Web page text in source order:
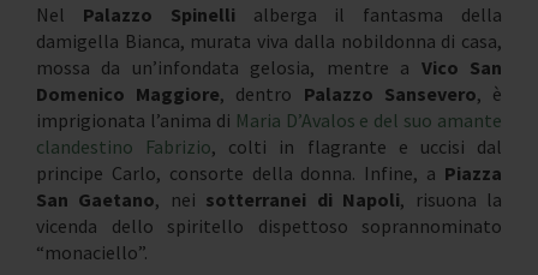
Nel Palazzo Spinelli alberga il fantasma della
damigella Bianca, murata viva dalla nobildonna di casa,
mossa da un’infondata gelosia, mentre a Vico San
Domenico Maggiore, dentro Palazzo Sansevero, è
imprigionata l’anima di Maria D’Avalos e del suo amante
clandestino Fabrizio, colti in flagrante e uccisi dal
principe Carlo, consorte della donna. Infine, a Piazza
San Gaetano, nei sotterranei di Napoli, risuona la
vicenda dello spiritello dispettoso soprannominato
“monaciello”.